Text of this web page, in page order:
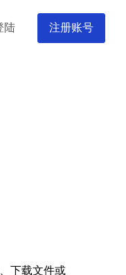
陆 注册账号
下载文件或